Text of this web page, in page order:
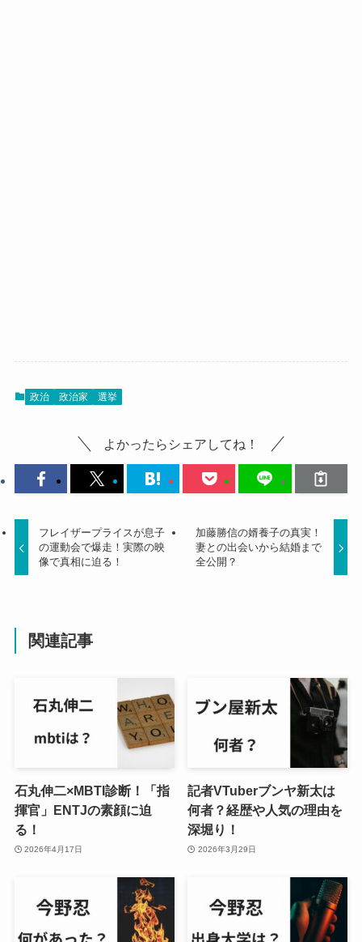
政治 政治家 選挙
よかったらシェアしてね！
フレイザープライスが息子
の運動会で爆走！実際の映
像で真相に迫る！
加藤勝信の婿養子の真実！
妻との出会いから結婚まで
全公開？
関連記事
石丸伸二×MBTI診断！「指
揮官」ENTJの素顔に迫
る！
2026年4月17日
記者VTuberブンヤ新太は
何者？経歴や人気の理由を
深堀り！
2026年3月29日